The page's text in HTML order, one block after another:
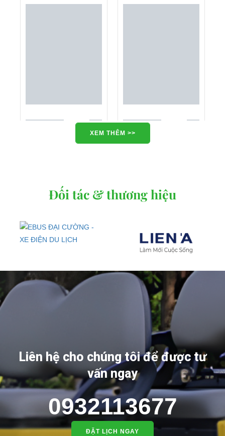
Xe điện Chuyên dụng
Xe ATV Địa Hình
XEM THÊM >>
Đối tác & thương hiệu
Liên hệ cho chúng tôi để được tư
vấn ngay
0932113677
ĐẶT LỊCH NGAY